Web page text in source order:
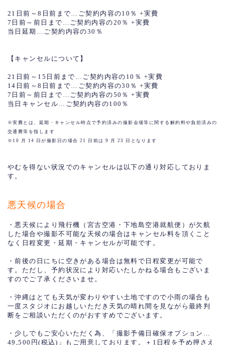
21日前～8日前まで…ご契約内容の10％ +実費
7日前～前日まで…ご契約内容の20％ +実費
当日延期…ご契約内容の30％
【キャンセルについて】
21日前～15日前まで…ご契約内容の10％ +実費
14日前～8日前まで…ご契約内容の30％ +実費
7日前～前日まで…ご契約内容の50％ +実費
当日キャンセル…ご契約内容の100％
※実費とは、延期・キャンセル時点で予約済みの撮影会場等に関する解約料や負担済みの
交通費等を指します
※10 月 14 日が撮影日の場合 21 日前は 9 月 23 日となります
やむを得ない状況でのキャンセルは以下の通り対応しておりま
す。
悪天候の場合
・悪天候により飛行機（宮古空港・下地島空港就航便）が欠航
した場合や撮影不可能な天候の場合はキャンセル料を頂くこと
なく日程変更・延期・キャンセルが可能です。
・前後の日にちに空きがある場合は無料で日程変更が可能で
す。ただし、予約状況により対応いたしかねる場合もございま
すのでご了承くださいませ。
・沖縄はとても天気が変わりやすい土地ですので小雨の場合も
一度スタジオにお越しいただき天気の晴れ間を見ながら最終判
断をご相談いただくのがおすすめでございます。
・少しでもご安心いただく為、「撮影予備日確保オプション…
49,500円(税込)」もご用意しております。＋1日程を予め押さえ